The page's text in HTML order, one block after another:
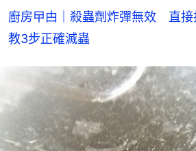
廚房曱甴｜殺蟲劑炸彈無效　直
教3步正確滅蟲